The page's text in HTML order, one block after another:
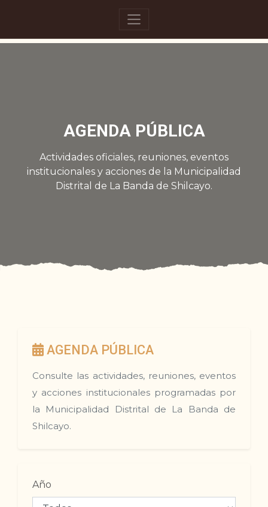
AGENDA PÚBLICA
Actividades oficiales, reuniones, eventos
institucionales y acciones de la Municipalidad
Distrital de La Banda de Shilcayo.
AGENDA PÚBLICA
Consulte las actividades, reuniones, eventos
y acciones institucionales programadas por
la Municipalidad Distrital de La Banda de
Shilcayo.
Año